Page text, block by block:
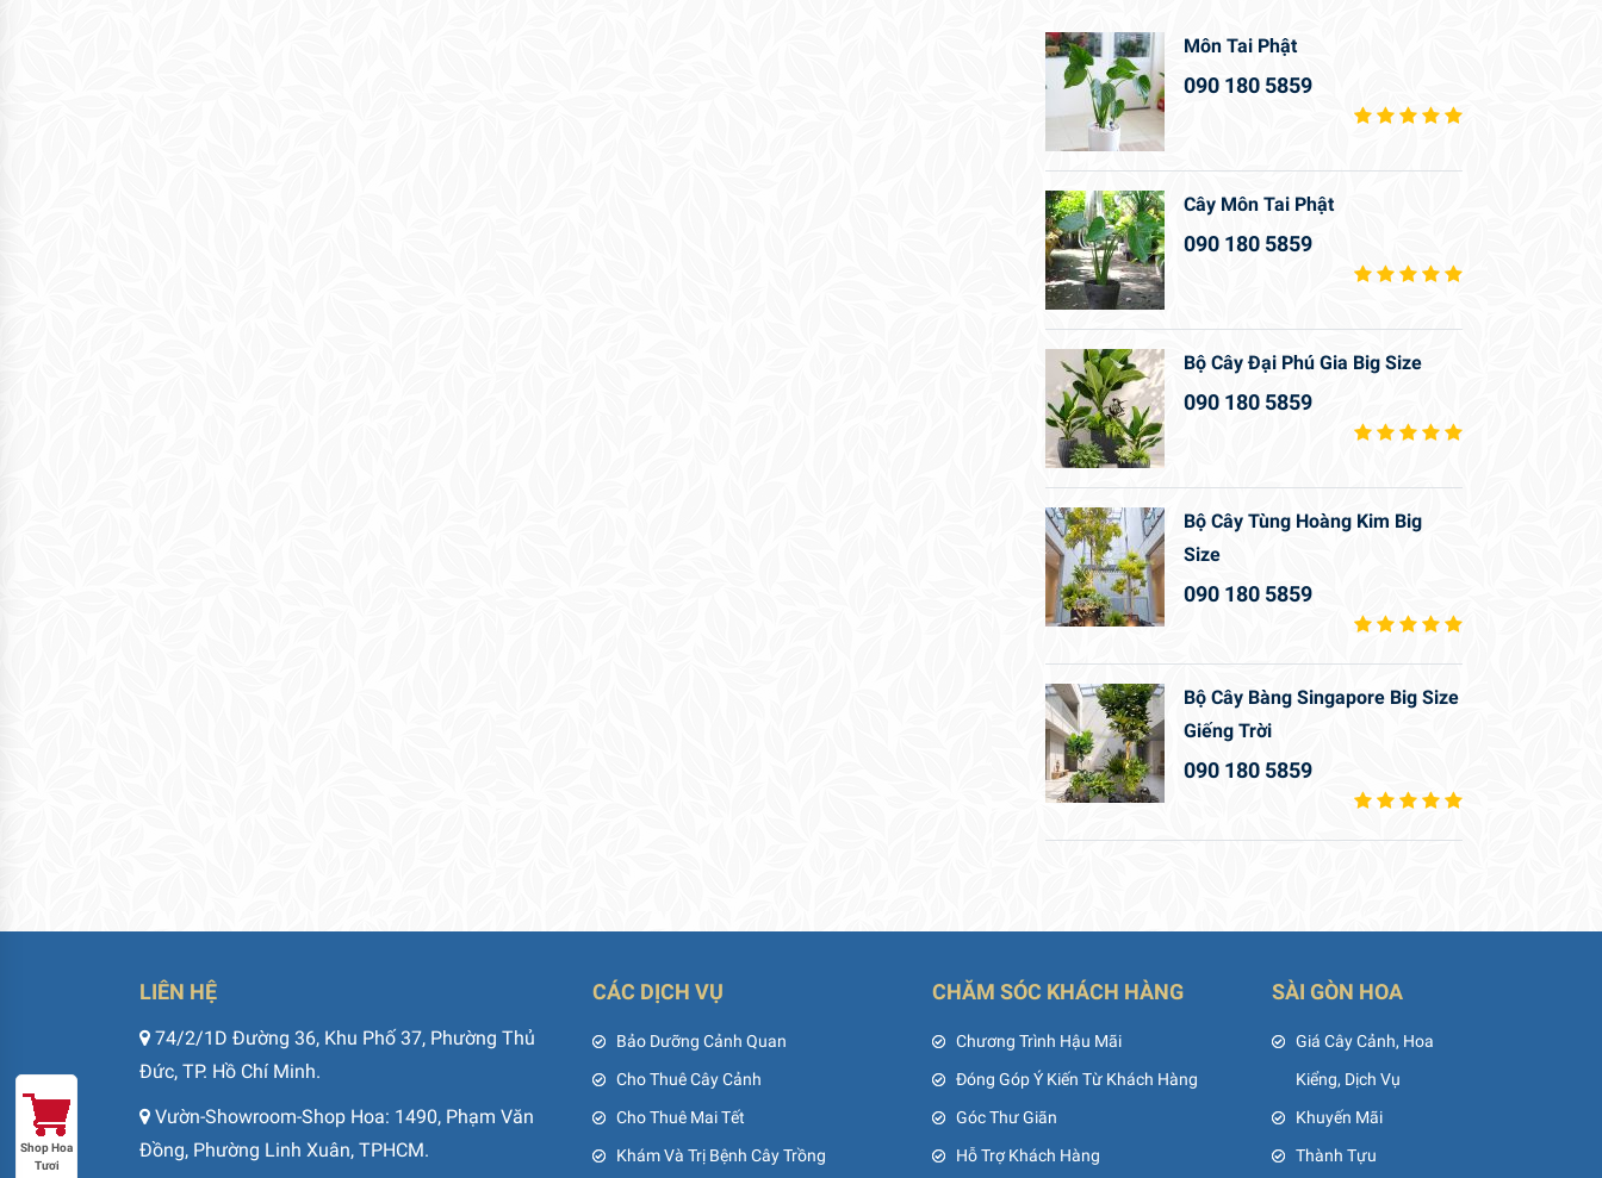
Môn Tai Phật
090 180 5859
Cây Môn Tai Phật
090 180 5859
Bộ Cây Đại Phú Gia Big Size
090 180 5859
Bộ Cây Tùng Hoàng Kim Big
Size
090 180 5859
Bộ Cây Bàng Singapore Big Size
Giếng Trời
090 180 5859
LIÊN HỆ
74/2/1D Đường 36, Khu Phố 37, Phường Thủ
Đức, TP. Hồ Chí Minh.
Vườn-Showroom-Shop Hoa: 1490, Phạm Văn
Đồng, Phường Linh Xuân, TPHCM.
CÁC DỊCH VỤ
Bảo Dưỡng Cảnh Quan
Cho Thuê Cây Cảnh
Cho Thuê Mai Tết
Khám Và Trị Bệnh Cây Trồng
CHĂM SÓC KHÁCH HÀNG
Chương Trình Hậu Mãi
Đóng Góp Ý Kiến Từ Khách Hàng
Góc Thư Giãn
Hỗ Trợ Khách Hàng
SÀI GÒN HOA
Giá Cây Cảnh, Hoa
Kiểng, Dịch Vụ
Khuyến Mãi
Thành Tựu
Shop Hoa
Tươi